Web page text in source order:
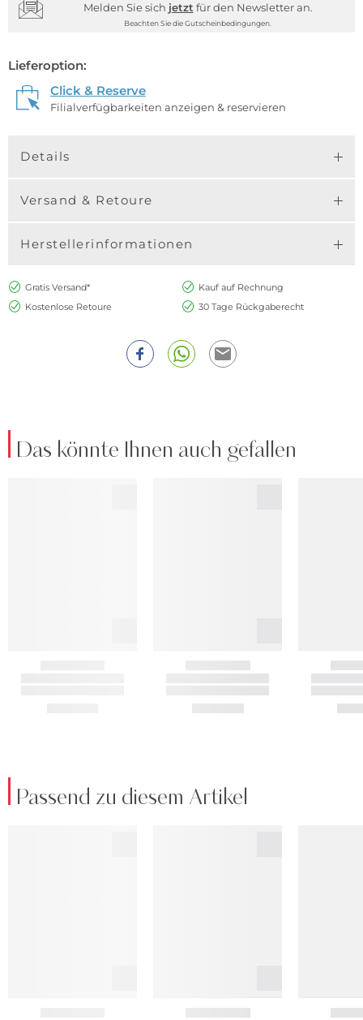
Melden Sie sich jetzt für den Newsletter an.
Beachten Sie die Gutscheinbedingungen.
Lieferoption:
Click & Reserve
Filialverfügbarkeiten anzeigen & reservieren
Details
Versand & Retoure
Herstellerinformationen
Gratis Versand*
Kauf auf Rechnung
Kostenlose Retoure
30 Tage Rückgaberecht
Das könnte Ihnen auch gefallen
Passend zu diesem Artikel